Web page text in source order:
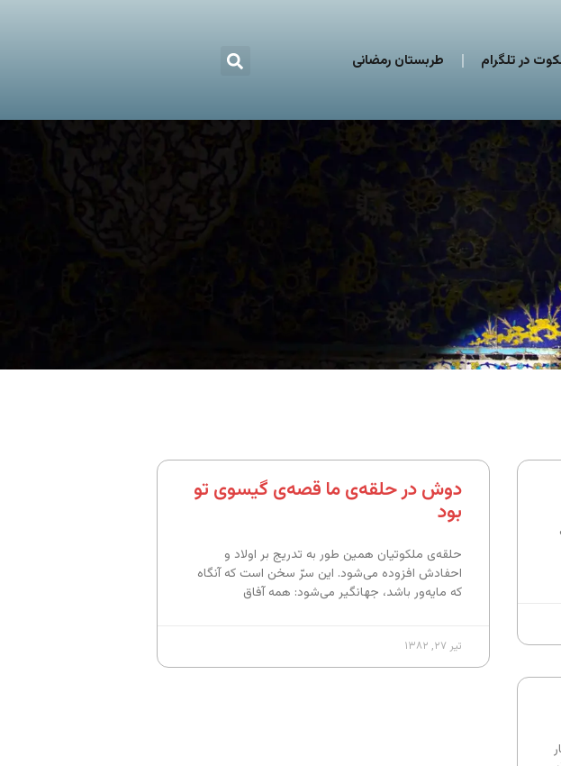
در تلگرام طربستان رمضانی
دوش در حلقه‌ی ما قصه‌ی گیسوی تو
بود
حلقه‌ی ملکوتیان همین طور به تدریج بر اولاد و
احفادش افزوده می‌شود. این سرّ سخن است که آنگاه
که مایه‌ور باشد، جهانگیر می‌شود: همه آفاق
تیر ۲۷, ۱۳۸۲